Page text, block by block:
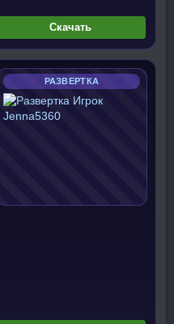
Скачать
РАЗВЕРТКА